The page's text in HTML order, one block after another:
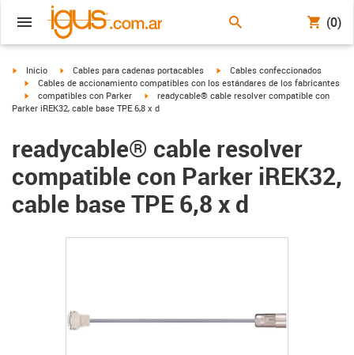
(0)
igus-icon-arrow-right
Inicio igus-icon-arrow-right
Cables para cadenas portacables igus-icon-arrow-right
Cables confeccionados
igus-icon-arrow-right
Cables de accionamiento compatibles con los estándares de los fabricantes
igus-icon-arrow-right
compatibles con Parker igus-icon-arrow-right
readycable® cable resolver compatible con
Parker iREK32, cable base TPE 6,8 x d
readycable® cable resolver
compatible con Parker iREK32,
cable base TPE 6,8 x d